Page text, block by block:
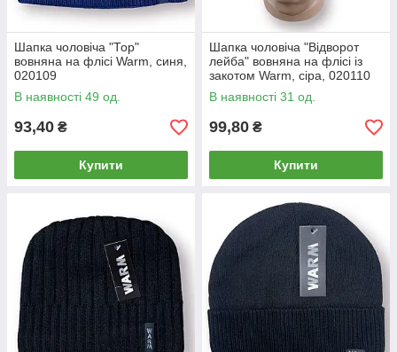
Шапка чоловіча "Тор"
вовняна на флісі Warm, синя,
020109
В наявності 49 од.
93,40 ₴
Купити
Шапка чоловіча "Відворот
лейба" вовняна на флісі із
закотом Warm, сіра, 020110
В наявності 31 од.
99,80 ₴
Купити